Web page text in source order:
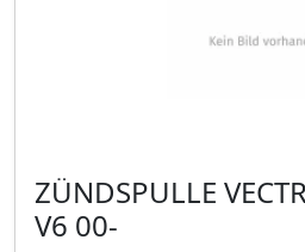
ZÜNDSPULLE VECTRA,OMEGA 2.6
V6 00-